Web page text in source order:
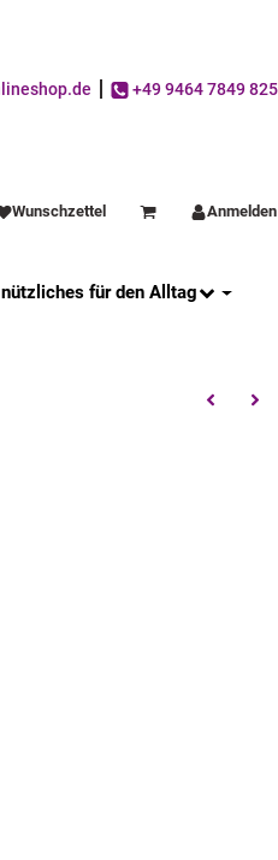
+49 9464 7849 825
Wunschzettel WarenkorbAnmelden
nützliches für den Alltag